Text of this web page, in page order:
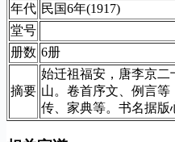
年代 民国6年(1917)
堂号
册数 6册
摘要
始迁祖福安，唐李京
山。卷首序文、例言等
传、家典等。书名据版